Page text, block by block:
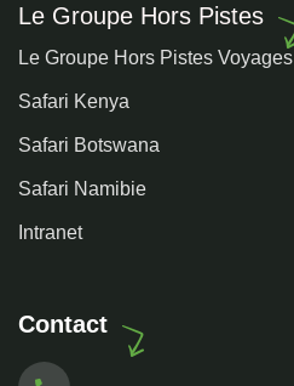
Le Groupe Hors Pistes
Le Groupe Hors Pistes Voyages
Safari Kenya
Safari Botswana
Safari Namibie
Intranet
Contact